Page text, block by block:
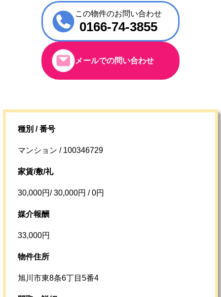
この物件のお問い合わせ
0166-74-3855
メールでの問い合わせ
種別 / 番号
マンション / 100346729
家賃/敷/礼
30,000円/ 30,000円 / 0円
媒介報酬
33,000円
物件住所
旭川市東8条6丁目5番4